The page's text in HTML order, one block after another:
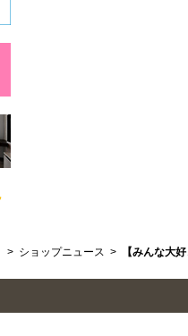
> ショップニュース > 【みんな大